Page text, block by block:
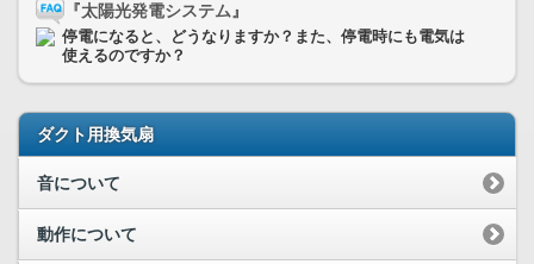
『太陽光発電システム』
停電になると、どうなりますか？また、停電時にも電気は
使えるのですか？
ダクト用換気扇
音について
動作について